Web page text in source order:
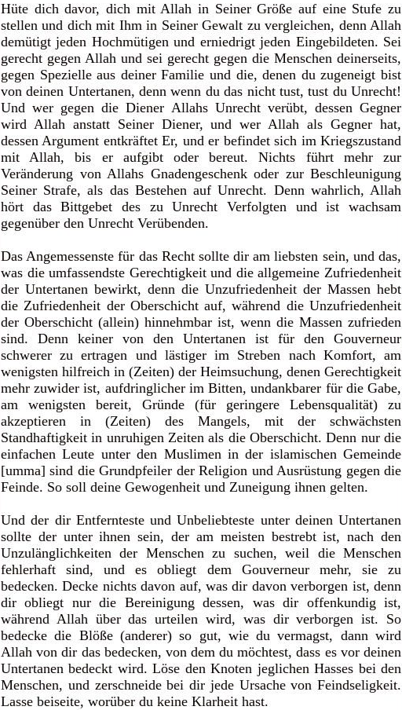
Hüte dich davor, dich mit Allah in Seiner Größe auf eine Stufe zu
stellen und dich mit Ihm in Seiner Gewalt zu vergleichen, denn Allah
demütigt jeden Hochmütigen und erniedrigt jeden Eingebildeten. Sei
gerecht gegen Allah und sei gerecht gegen die Menschen deinerseits,
gegen Spezielle aus deiner Familie und die, denen du zugeneigt bist
von deinen Untertanen, denn wenn du das nicht tust, tust du Unrecht!
Und wer gegen die Diener Allahs Unrecht verübt, dessen Gegner
wird Allah anstatt Seiner Diener, und wer Allah als Gegner hat,
dessen Argument entkräftet Er, und er befindet sich im Kriegszustand
mit Allah, bis er aufgibt oder bereut. Nichts führt mehr zur
Veränderung von Allahs Gnadengeschenk oder zur Beschleunigung
Seiner Strafe, als das Bestehen auf Unrecht. Denn wahrlich, Allah
hört das Bittgebet des zu Unrecht Verfolgten und ist wachsam
gegenüber den Unrecht Verübenden.
Das Angemessenste für das Recht sollte dir am liebsten sein, und das,
was die umfassendste Gerechtigkeit und die allgemeine Zufriedenheit
der Untertanen bewirkt, denn die Unzufriedenheit der Massen hebt
die Zufriedenheit der Oberschicht auf, während die Unzufriedenheit
der Oberschicht (allein) hinnehmbar ist, wenn die Massen zufrieden
sind. Denn keiner von den Untertanen ist für den Gouverneur
schwerer zu ertragen und lästiger im Streben nach Komfort, am
wenigsten hilfreich in (Zeiten) der Heimsuchung, denen Gerechtigkeit
mehr zuwider ist, aufdringlicher im Bitten, undankbarer für die Gabe,
am wenigsten bereit, Gründe (für geringere Lebensqualität) zu
akzeptieren in (Zeiten) des Mangels, mit der schwächsten
Standhaftigkeit in unruhigen Zeiten als die Oberschicht. Denn nur die
einfachen Leute unter den Muslimen in der islamischen Gemeinde
[umma] sind die Grundpfeiler der Religion und Ausrüstung gegen die
Feinde. So soll deine Gewogenheit und Zuneigung ihnen gelten.
Und der dir Entfernteste und Unbeliebteste unter deinen Untertanen
sollte der unter ihnen sein, der am meisten bestrebt ist, nach den
Unzulänglichkeiten der Menschen zu suchen, weil die Menschen
fehlerhaft sind, und es obliegt dem Gouverneur mehr, sie zu
bedecken. Decke nichts davon auf, was dir davon verborgen ist, denn
dir obliegt nur die Bereinigung dessen, was dir offenkundig ist,
während Allah über das urteilen wird, was dir verborgen ist. So
bedecke die Blöße (anderer) so gut, wie du vermagst, dann wird
Allah von dir das bedecken, von dem du möchtest, dass es vor deinen
Untertanen bedeckt wird. Löse den Knoten jeglichen Hasses bei den
Menschen, und zerschneide bei dir jede Ursache von Feindseligkeit.
Lasse beiseite, worüber du keine Klarheit hast.